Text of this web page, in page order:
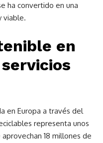
ha convertido en una
viable.
en
en Europa a través del
representa unos
18 millones de